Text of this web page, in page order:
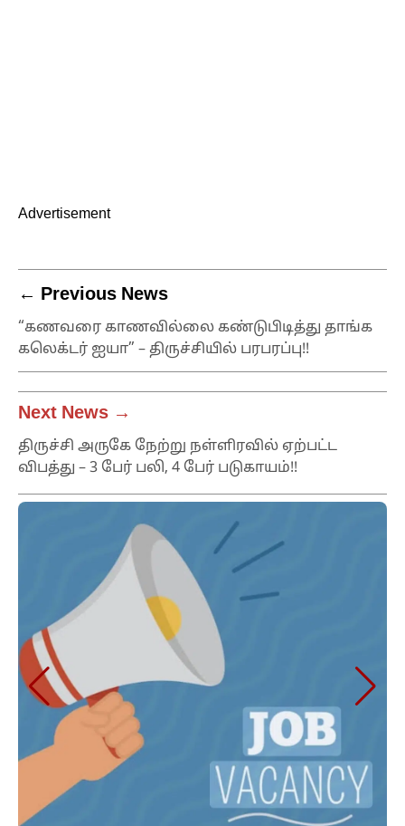
Advertisement
← Previous News
“கணவரை காணவில்லை கண்டுபிடித்து தாங்க
கலெக்டர் ஐயா” – திருச்சியில் பரபரப்பு!!
Next News →
திருச்சி அருகே நேற்று நள்ளிரவில் ஏற்பட்ட
விபத்து – 3 பேர் பலி, 4 பேர் படுகாயம்!!